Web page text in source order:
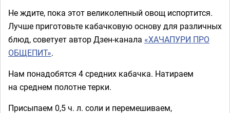
Не ждите, пока этот великолепный овощ испортится.
Лучше приготовьте кабачковую основу для различных
блюд, советует автор Дзен-канала «ХАЧАПУРИ ПРО
ОБЩЕПИТ».
Нам понадобятся 4 средних кабачка. Натираем
на среднем полотне терки.
Присыпаем 0,5 ч. л. соли и перемешиваем,